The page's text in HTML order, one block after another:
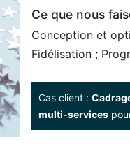
Ce que nous
Conception et
Fidélisation ;
Cas client :
multi-services